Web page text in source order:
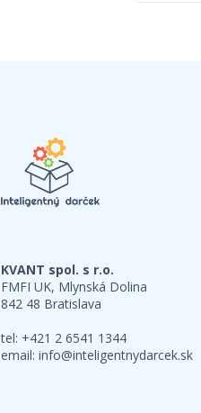
KVANT spol. s r.o.
FMFI UK, Mlynská Dolina
842 48 Bratislava
tel: +421 2 6541 1344
email: info@inteligentnydarcek.sk